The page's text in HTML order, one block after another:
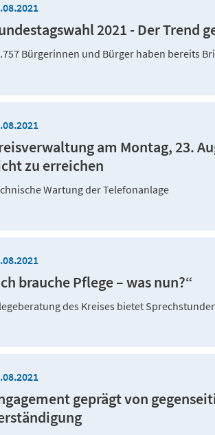
2021 - Der Trend
Bürgerinnen und Bürger haben bereits
am Montag, 23.
zu erreichen
Wartung der Telefonanlage
brauche Pflege – was nun?“
des Kreises bietet
geprägt von